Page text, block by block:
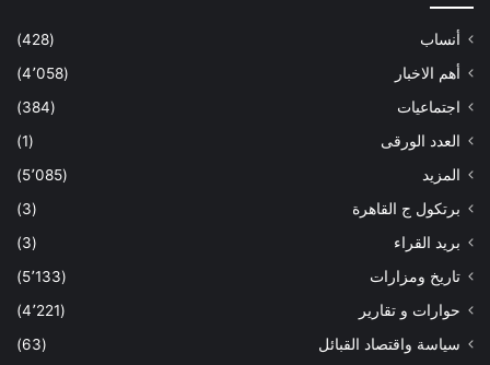
أنساب
(428)
أهم الاخبار
(4٬058)
اجتماعيات
(384)
العدد الورقى
(1)
المزيد
(5٬085)
برتكول ج القاهرة
(3)
بريد القراء
(3)
تاريخ ومزارات
(5٬133)
حوارات و تقارير
(4٬221)
سياسة واقتصاد القبائل
(63)